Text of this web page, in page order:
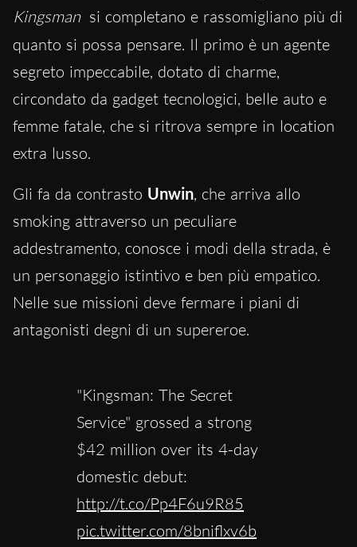
Kingsman si completano e rassomigliano più di
quanto si possa pensare. Il primo è un agente
segreto impeccabile, dotato di charme,
circondato da gadget tecnologici, belle auto e
femme fatale, che si ritrova sempre in location
extra lusso.
Gli fa da contrasto Unwin, che arriva allo
smoking attraverso un peculiare
addestramento, conosce i modi della strada, è
un personaggio istintivo e ben più empatico.
Nelle sue missioni deve fermare i piani di
antagonisti degni di un supereroe.
"Kingsman: The Secret
Service" grossed a strong
$42 million over its 4-day
domestic debut:
http://t.co/Pp4F6u9R85
pic.twitter.com/8bniflxv6b